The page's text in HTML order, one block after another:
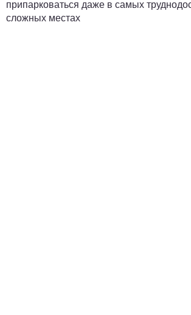
припарковаться даже в самых
сложных местах